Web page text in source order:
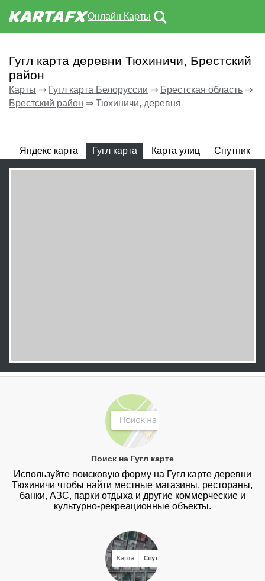
Онлайн Карты
Гугл карта деревни Тюхиничи, Брестский
район
Карты ⇒ Гугл карта Белоруссии ⇒ Брестская область ⇒
Брестский район ⇒ Тюхиничи, деревня
Яндекс карта Гугл карта Карта улиц Спутник
Поиск на Гугл карте
Используйте поисковую форму на Гугл карте деревни
Тюхиничи чтобы найти местные магазины, рестораны,
банки, АЗС, парки отдыха и другие коммерческие и
культурно-рекреационные объекты.